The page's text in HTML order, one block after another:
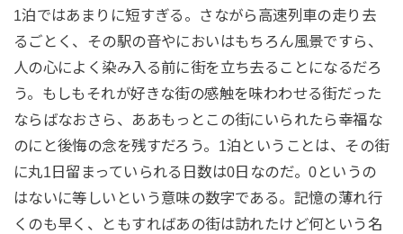
1泊ではあまりに短すぎる。さながら高速列車の走り去
るごとく、その駅の音やにおいはもちろん風景ですら、
人の心によく染み入る前に街を立ち去ることになるだろ
う。もしもそれが好きな街の感触を味わわせる街だった
ならばなおさら、ああもっとこの街にいられたら幸福な
のにと後悔の念を残すだろう。1泊ということは、その街
に丸1日留まっていられる日数は0日なのだ。0というの
はないに等しいという意味の数字である。記憶の薄れ行
くのも早く、ともすればあの街は訪れたけど何という名